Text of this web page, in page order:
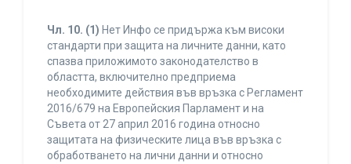
Чл. 10. (1) Нет Инфо се придържа към високи
стандарти при защита на личните данни, като
спазва приложимото законодателство в
областта, включително предприема
необходимите действия във връзка с Регламент
2016/679 на Европейския Парламент и на
Съвета от 27 април 2016 година относно
защитата на физическите лица във връзка с
обработването на лични данни и относно